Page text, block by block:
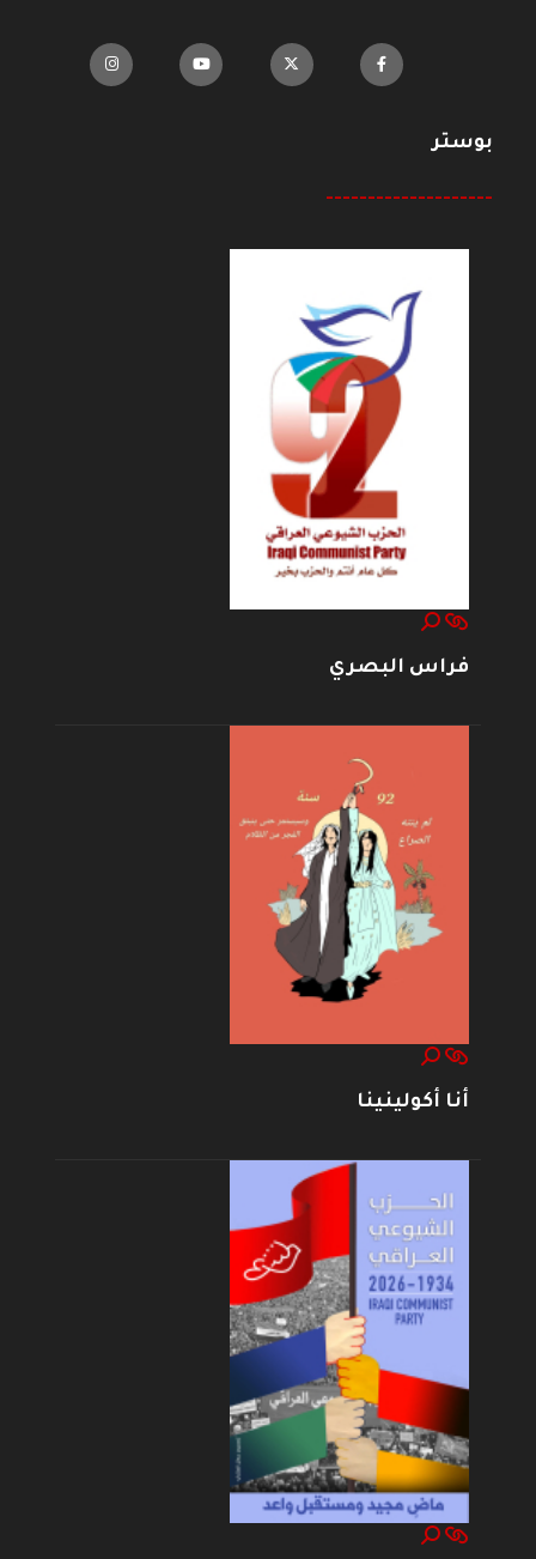
بوستر
--------------------
فراس البصري
أنا أكولينينا